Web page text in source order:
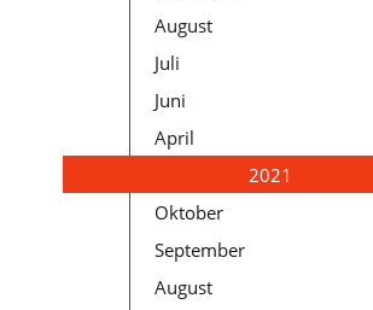
August
Juli
Juni
April
2021
Oktober
September
August